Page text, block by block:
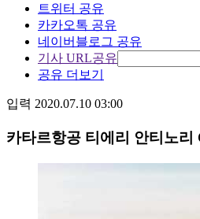
트위터 공유
카카오톡 공유
네이버블로그 공유
기사 URL공유
공유 더보기
입력 2020.07.10 03:00
카타르항공 티에리 안티노리